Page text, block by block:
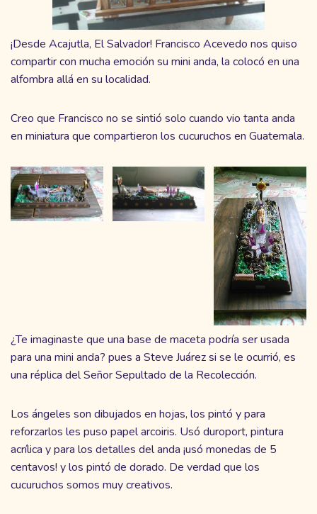
¡Desde Acajutla, El Salvador! Francisco Acevedo nos quiso
compartir con mucha emoción su mini anda, la colocó en una
alfombra allá en su localidad.
Creo que Francisco no se sintió solo cuando vio tanta anda
en miniatura que compartieron los cucuruchos en Guatemala.
¿Te imaginaste que una base de maceta podría ser usada
para una mini anda? pues a Steve Juárez si se le ocurrió, es
una réplica del Señor Sepultado de la Recolección.
Los ángeles son dibujados en hojas, los pintó y para
reforzarlos les puso papel arcoiris. Usó duroport, pintura
acrílica y para los detalles del anda ¡usó monedas de 5
centavos! y los pintó de dorado. De verdad que los
cucuruchos somos muy creativos.